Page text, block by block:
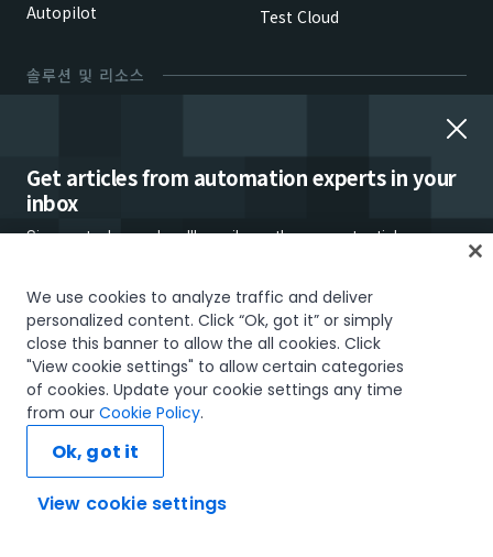
Get articles from automation experts in your
inbox
Sign up today and we'll email you the newest articles every
I would like to receive communications about UiPath tailored to my interests
and preferences, including latest news about products, services, events and
Autopilot Test Cloud
솔루션 및 리소스
제품별
교육
아카데미
학술 연합
RPA란?
백서
웨비나
브로우셔
We use cookies to analyze traffic and deliver
personalized content. Click “Ok, got it” or simply
close this banner to allow the all cookies. Click
"View cookie settings" to allow certain categories
of cookies. Update your cookie settings any time
from our Cookie Policy.
View cookie settings
Ok, got it